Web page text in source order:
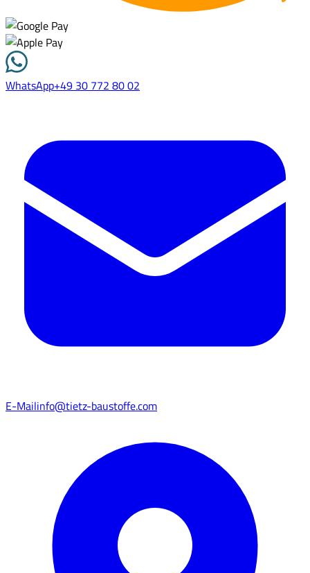
WhatsApp+49 30 772 80 02
E-Mailinfo@tietz-baustoffe.com